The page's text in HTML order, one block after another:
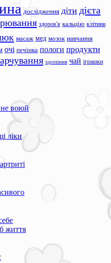
дослідження діти дієта
здоров'я кальцію клітини
масаж мед мозок навчання
очі печінка пологи продукти
хропіння чай іграшки
воюй
ліки
життя